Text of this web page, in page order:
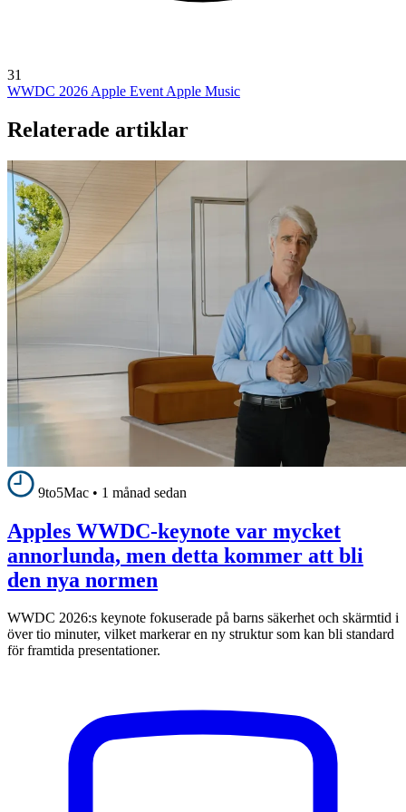
31
WWDC 2026 Apple Event Apple Music
Relaterade artiklar
9to5Mac • 1 månad sedan
Apples WWDC-keynote var mycket
annorlunda, men detta kommer att bli
den nya normen
WWDC 2026:s keynote fokuserade på barns säkerhet och skärmtid i
över tio minuter, vilket markerar en ny struktur som kan bli standard
för framtida presentationer.